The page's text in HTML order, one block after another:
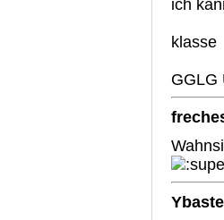
ich
klasse
GGLG